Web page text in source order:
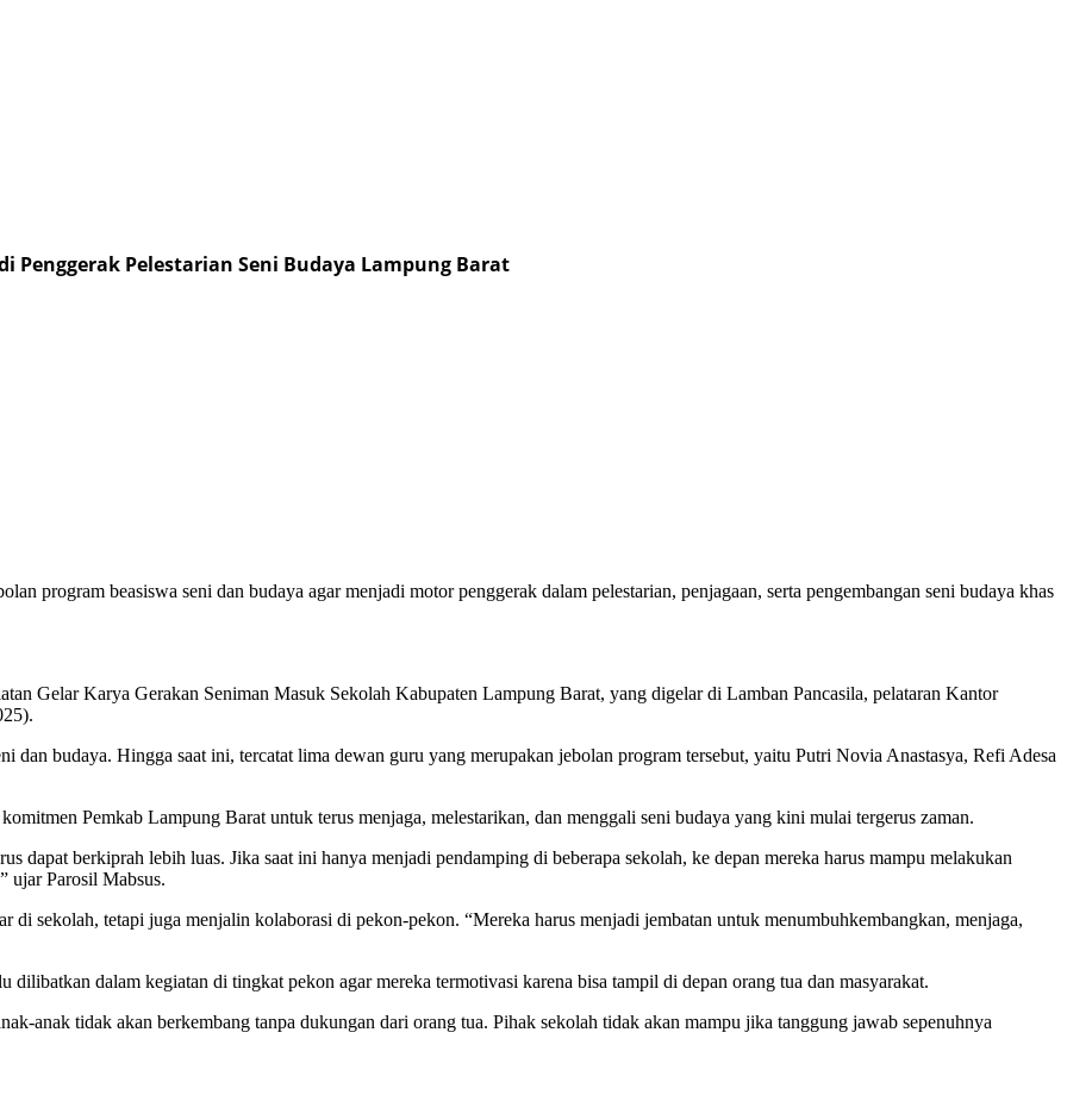
Penggerak Pelestarian Seni Budaya Lampung Barat
program beasiswa seni dan budaya agar menjadi motor penggerak dalam pelestarian, penjagaan, serta pengembangan seni budaya khas
Gelar Karya Gerakan Seniman Masuk Sekolah Kabupaten Lampung Barat, yang digelar di Lamban Pancasila, pelataran Kantor
dan budaya. Hingga saat ini, tercatat lima dewan guru yang merupakan jebolan program tersebut, yaitu Putri Novia Anastasya, Refi Adesa
Pemkab Lampung Barat untuk terus menjaga, melestarikan, dan menggali seni budaya yang kini mulai tergerus zaman.
dapat berkiprah lebih luas. Jika saat ini hanya menjadi pendamping di beberapa sekolah, ke depan mereka harus mampu melakukan
ujar Parosil Mabsus.
di sekolah, tetapi juga menjalin kolaborasi di pekon-pekon. “Mereka harus menjadi jembatan untuk menumbuhkembangkan, menjaga,
dilibatkan dalam kegiatan di tingkat pekon agar mereka termotivasi karena bisa tampil di depan orang tua dan masyarakat.
anak tidak akan berkembang tanpa dukungan dari orang tua. Pihak sekolah tidak akan mampu jika tanggung jawab sepenuhnya